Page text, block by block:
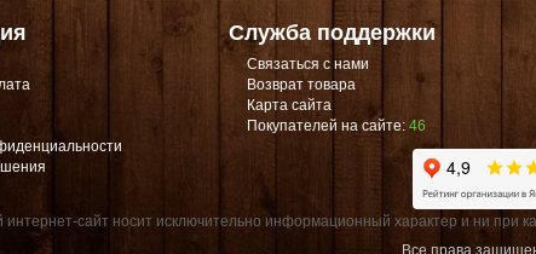
Служба поддержки
Связаться с нами
Возврат товара
Карта сайта
Покупателей на сайте: 46
сайт носит исключительно информационный характер и ни при
Все права